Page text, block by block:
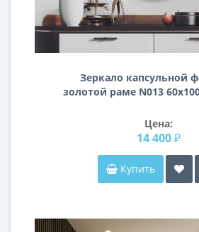
Зеркало капсульной
золотой раме N013
Цена:
14 400 ₽
Купить